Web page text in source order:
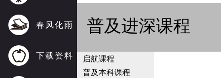
春风化雨
下载资料
普及进深课程
启航课程
普及本科课程